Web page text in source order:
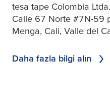
tesa tape Colombia Ltda.
Calle 67 Norte #7N-59
Menga, Cali, Valle del
Daha fazla bilgi alın